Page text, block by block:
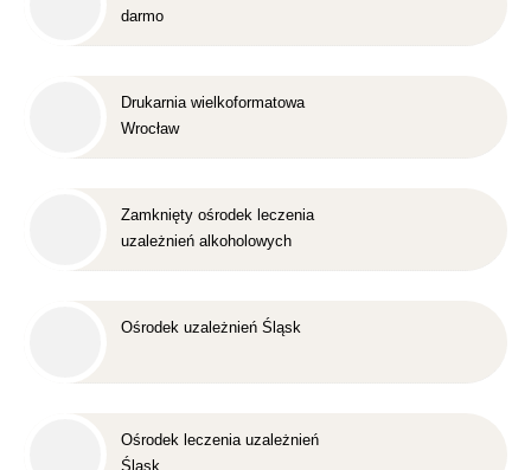
darmo
Drukarnia wielkoformatowa
Wrocław
Zamknięty ośrodek leczenia
uzależnień alkoholowych
Ośrodek uzależnień Śląsk
Ośrodek leczenia uzależnień
Śląsk